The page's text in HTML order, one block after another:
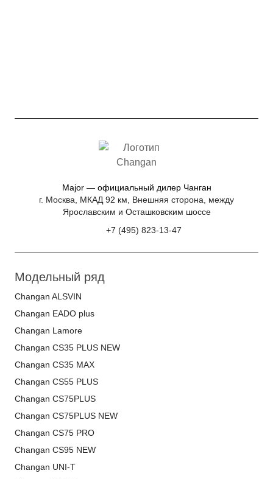
Major — официальный дилер Чанган
г. Москва, МКАД 92 км, Внешняя сторона, между
Ярославским и Осташковским шоссе
+7 (495) 823-13-47
Модельный ряд
Changan ALSVIN
Changan EADO plus
Changan Lamore
Changan CS35 PLUS NEW
Changan CS35 MAX
Changan CS55 PLUS
Changan CS75PLUS
Changan CS75PLUS NEW
Changan CS75 PRO
Changan CS95 NEW
Changan UNI-T